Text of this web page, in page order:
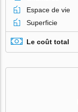
Espace de vie
Superficie
Le coût total